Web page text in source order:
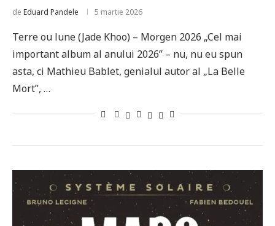
de Eduard Pandele 5 martie 2026
Terre ou lune (Jade Khoo) – Morgen 2026 „Cel mai
important album al anului 2026” – nu, nu eu spun
asta, ci Mathieu Bablet, genialul autor al „La Belle
Mort”, …